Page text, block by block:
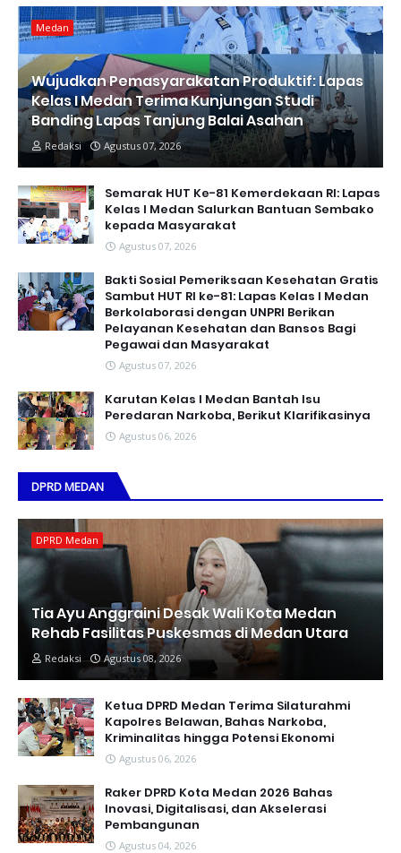
Medan
Wujudkan Pemasyarakatan Produktif: Lapas
Kelas I Medan Terima Kunjungan Studi
Banding Lapas Tanjung Balai Asahan
Redaksi Agustus 07, 2026
Semarak HUT Ke-81 Kemerdekaan RI: Lapas
Kelas I Medan Salurkan Bantuan Sembako
kepada Masyarakat
Agustus 07, 2026
Bakti Sosial Pemeriksaan Kesehatan Gratis
Sambut HUT RI ke-81: Lapas Kelas I Medan
Berkolaborasi dengan UNPRI Berikan
Pelayanan Kesehatan dan Bansos Bagi
Pegawai dan Masyarakat
Agustus 07, 2026
Karutan Kelas I Medan Bantah Isu
Peredaran Narkoba, Berikut Klarifikasinya
Agustus 06, 2026
DPRD MEDAN
DPRD Medan
Tia Ayu Anggraini Desak Wali Kota Medan
Rehab Fasilitas Puskesmas di Medan Utara
Redaksi Agustus 08, 2026
Ketua DPRD Medan Terima Silaturahmi
Kapolres Belawan, Bahas Narkoba,
Kriminalitas hingga Potensi Ekonomi
Agustus 06, 2026
Raker DPRD Kota Medan 2026 Bahas
Inovasi, Digitalisasi, dan Akselerasi
Pembangunan
Agustus 04, 2026